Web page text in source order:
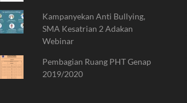
Kampanyekan Anti Bullying,
SMA Kesatrian 2 Adakan
Webinar
Pembagian Ruang PHT Genap
2019/2020